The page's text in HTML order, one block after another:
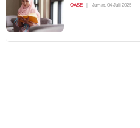
OASE Jumat, 04 Juli 2025